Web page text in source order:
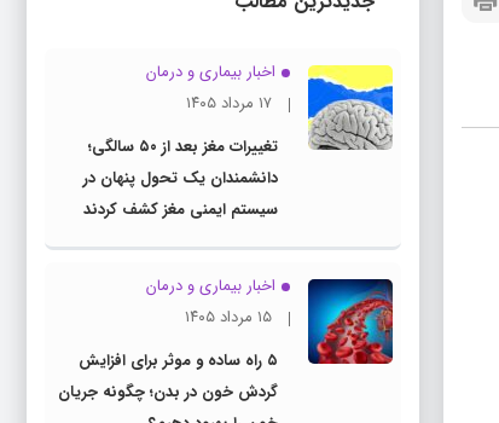
اخبار بیماری و درمان
۱۷ مرداد ۱۴۰۵
تغییرات مغز بعد از ۵۰ سالگی؛
دانشمندان یک تحول پنهان در
سیستم ایمنی مغز کشف کردند
اخبار بیماری و درمان
۱۵ مرداد ۱۴۰۵
۵ راه ساده و موثر برای افزایش
گردش خون در بدن؛ چگونه جریان